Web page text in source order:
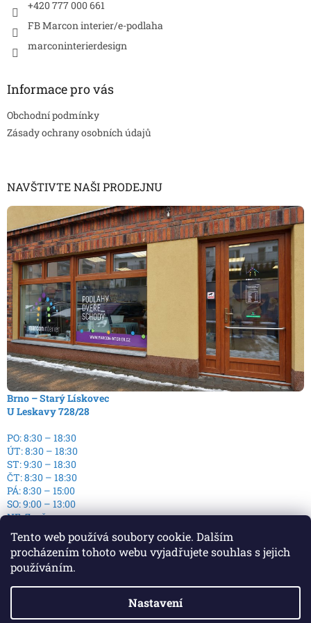
Tento web používá soubory cookie. Dalším
procházením tohoto webu vyjadřujete souhlas s jejich
používáním.
Nastavení
+420 777 000 661
FB Marcon interier/e-podlaha
marconinterierdesign
Informace pro vás
Obchodní podmínky
Zásady ochrany osobních údajů
NAVŠTIVTE NAŠI PRODEJNU
Brno – Starý Lískovec
U Leskavy 728/28
PO: 8:30 – 18:30
ÚT: 8:30 – 18:30
ST: 9:30 – 18:30
ČT: 8:30 – 18:30
PÁ: 8:30 – 15:00
SO: 9:00 – 13:00
NE: Zavřeno
Vytvořil Shoptet